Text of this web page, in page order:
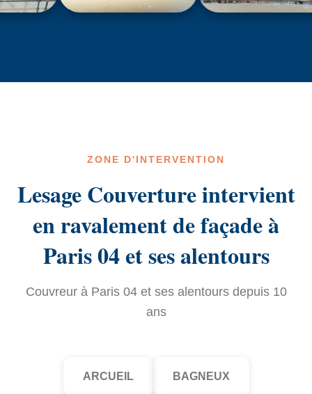
ZONE D'INTERVENTION
Lesage Couverture intervient
en ravalement de façade à
Paris 04 et ses alentours
Couvreur à Paris 04 et ses alentours depuis 10
ans
ARCUEIL BAGNEUX